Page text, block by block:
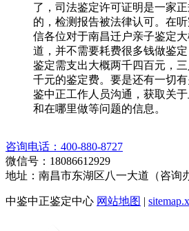
了，司法鉴定许可证明是一家
的，检测报告被法律认可。在
信各位对于南昌迁户亲子鉴定
道，并不需要耗费很多钱做鉴
鉴定需支出大概两千四百元，
千元的鉴定费。要是还有一切
鉴中正工作人员沟通，获取关
和在哪里做等问题的信息。
咨询电话：400-880-8727
微信号：18086612929
地址：南昌市东湖区八一大道（咨询
中鉴中正鉴定中心 网站地图 |